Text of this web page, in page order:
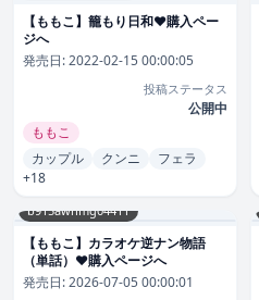
【ももこ】籠もり日和❤購入ペー
ジへ
発売日:2022-02-15 00:00:05
投稿ステータス
公開中
ももこ
カップル
クンニ
フェラ
+18
b915awnmg04411
【ももこ】カラオケ逆ナン物語
（単話）❤購入ページへ
発売日:2026-07-05 00:00:01